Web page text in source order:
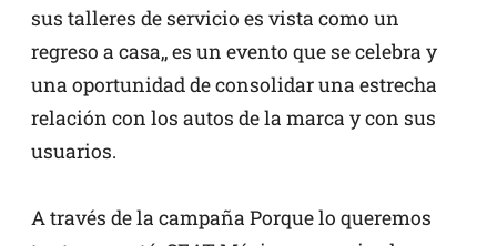
sus talleres de servicio es vista como un
regreso a casa,, es un evento que se celebra y
una oportunidad de consolidar una estrecha
relación con los autos de la marca y con sus
usuarios.
A través de la campaña Porque lo queremos